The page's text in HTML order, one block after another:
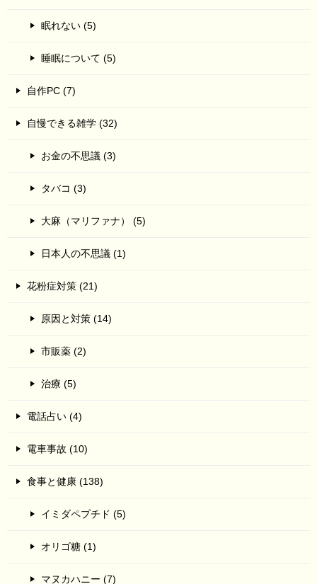
眠れない (5)
睡眠について (5)
自作PC (7)
自慢できる雑学 (32)
お金の不思議 (3)
タバコ (3)
大麻（マリファナ） (5)
日本人の不思議 (1)
花粉症対策 (21)
原因と対策 (14)
市販薬 (2)
治療 (5)
電話占い (4)
電車事故 (10)
食事と健康 (138)
イミダペプチド (5)
オリゴ糖 (1)
マヌカハニー (7)